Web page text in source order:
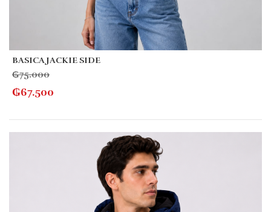
BASICA JACKIE SIDE
₲75.000
₲67.500